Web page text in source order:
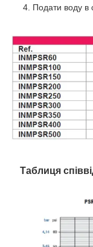
Подати воду в
Таблиця